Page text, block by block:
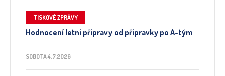
TISKOVÉ ZPRÁVY
Hodnocení letní přípravy od přípravky po A-tým
SOBOTA 4.7.2026